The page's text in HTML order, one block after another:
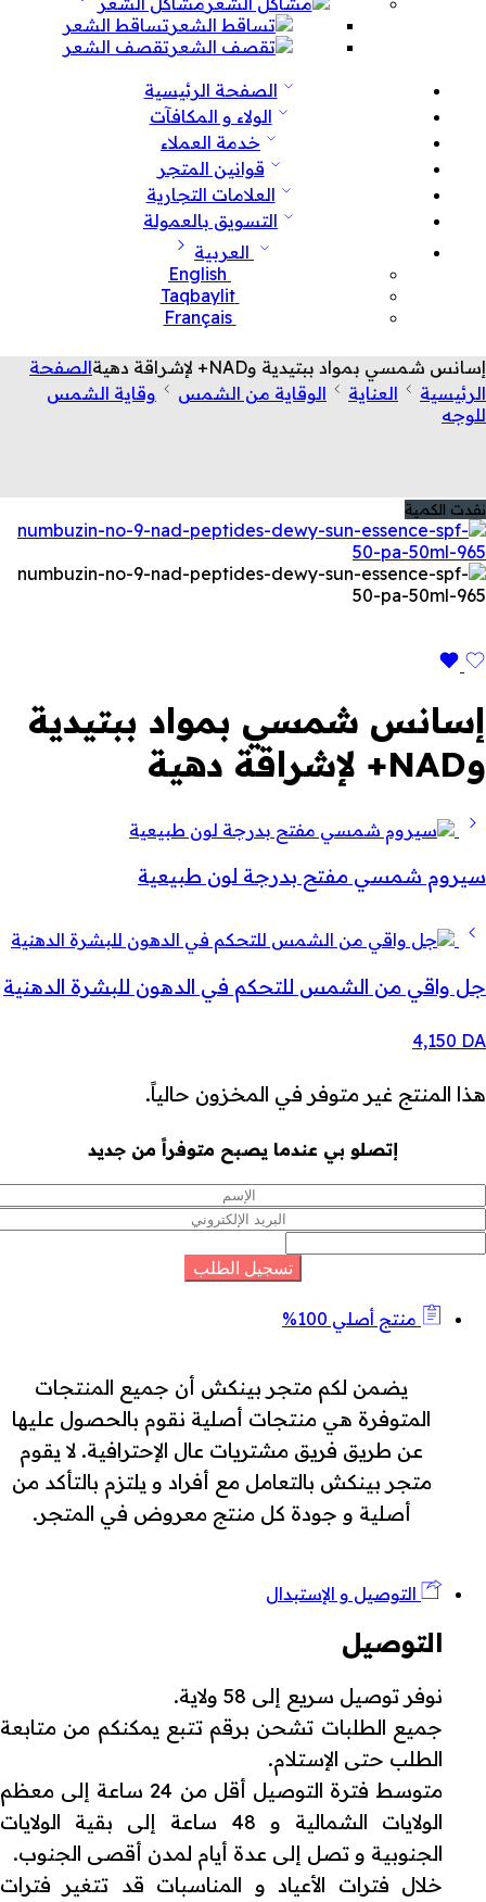
تساقط الشعر
تقصف الشعر
الصفحة الرئيسية
الولاء و المكافآت
خدمة العملاء
قوانين المتجر
العلامات التجارية
التسويق بالعمولة
العربية
English
Taqbaylit
Français
إسانس شمسي بمواد ببتيدية وNAD+ لإشراقة دهية
الصفحة
الرئيسية
العناية الوقاية من الشمس
وقاية الشمس
للوجه
نفدت الكمية
إسانس شمسي بمواد ببتيدية
وNAD+ لإشراقة دهية
سيروم شمسي مفتح بدرجة لون طبيعية
جل واقي من الشمس للتحكم في الدهون للبشرة الدهنية
4,150 DA
هذا المنتج غير متوفر في المخزون حالياً.
إتصلو بي عندما يصبح متوفراً من جديد
منتج أصلي 100%
يضمن لكم متجر بينكش أن جميع المنتجات
المتوفرة هي منتجات أصلية نقوم بالحصول عليها
عن طريق فريق مشتريات عال الإحترافية. لا يقوم
متجر بينكش بالتعامل مع أفراد و يلتزم بالتأكد من
أصلية و جودة كل منتج معروض في المتجر.
التوصيل و الإستبدال
التوصيل
نوفر توصيل سريع إلى 58 ولاية.
جميع الطلبات تشحن برقم تتبع يمكنكم من متابعة
الطلب حتى الإستلام.
متوسط فترة التوصيل أقل من 24 ساعة إلى معظم
الولايات الشمالية و 48 ساعة إلى بقية الولايات
الجنوبية و تصل إلى عدة أيام لمدن أقصى الجنوب.
خلال فترات الأعياد و المناسبات قد تتغير فترات